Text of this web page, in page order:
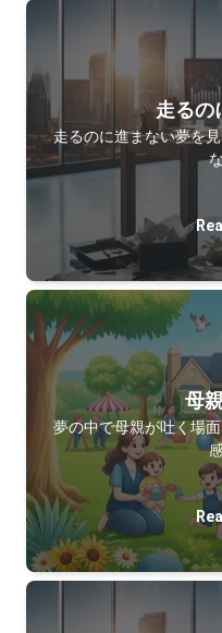
走るの
走るのに進まない夢を
母
夢の中で母親が吐く場